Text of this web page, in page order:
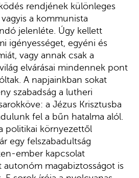
rendjének különleges
vagyis a kommunista
jelenléte. Úgy kellett
igényességet, egyéni és
vagy annak csak a
elvárásai mindennek pont
A napjainkban sokat
szabadság a lutheri
a Jézus Krisztusba
fel a bűn hatalma alól.
politikai környezettől
egy felszabadultság
ember kapcsolat
autonóm magabiztosságot is